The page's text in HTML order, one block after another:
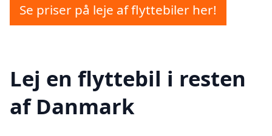
Se priser på leje af flyttebiler her!
Lej en flyttebil i resten
af Danmark